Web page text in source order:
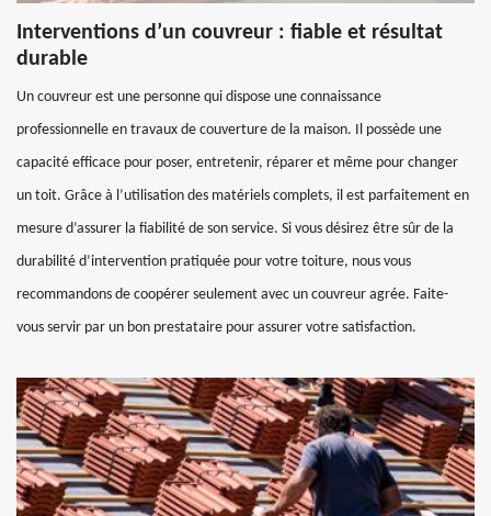
Interventions d’un couvreur : fiable et résultat
durable
Un couvreur est une personne qui dispose une connaissance
professionnelle en travaux de couverture de la maison. Il possède une
capacité efficace pour poser, entretenir, réparer et même pour changer
un toit. Grâce à l’utilisation des matériels complets, il est parfaitement en
mesure d’assurer la fiabilité de son service. Si vous désirez être sûr de la
durabilité d’intervention pratiquée pour votre toiture, nous vous
recommandons de coopérer seulement avec un couvreur agrée. Faite-
vous servir par un bon prestataire pour assurer votre satisfaction.